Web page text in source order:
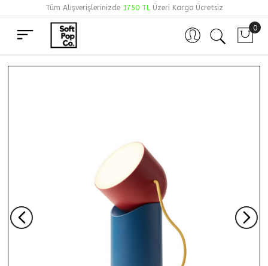
Tüm Alışverişlerinizde 1750 TLÜzeri Kargo Ücretsiz
Hesabım 0